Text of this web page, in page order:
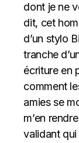
dont je ne
dit, cet
d’un stylo
tranche
écriture en
comment
amies se
m’en
validant qui